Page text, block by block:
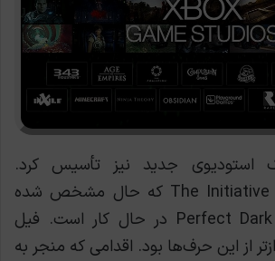
جدید نیز تأسیس کرد.
استودیوای به نام The Initiative که حال مشخص شده
است روی احیای Perfect Dark در حال کار است. فیل
از این حرف‌ها بود. اقدامی که منجر به